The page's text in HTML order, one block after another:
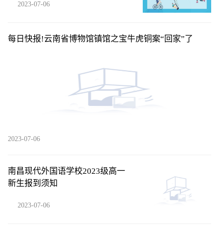
2023-07-06
每日快报!云南省博物馆镇馆之宝牛虎铜案“回家”了
2023-07-06
南昌现代外国语学校2023级高一
新生报到须知
2023-07-06